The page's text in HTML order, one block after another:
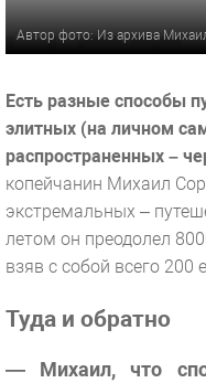
Автор фото: Из архива
Есть разные способы
элитных (на личном
распространенных –
копейчанин Михаил
экстремальных –
летом он преодолел
взяв с собой всего 200
Туда и обратно
— Михаил, что